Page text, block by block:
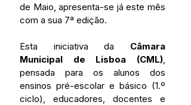
de Maio, apresenta-se já este mês
com a sua 7ª edição.
Esta iniciativa da Câmara
Municipal de Lisboa (CML)
pensada para os alunos dos
ensinos pré-escolar e básico (1.º
ciclo), educadores, docentes e